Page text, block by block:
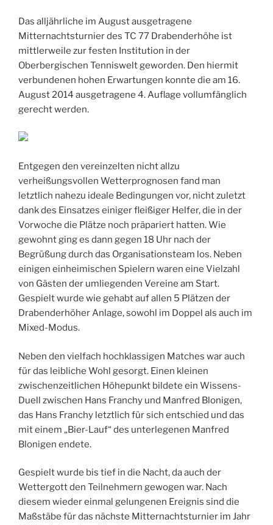
Das alljährliche im August ausgetragene
Mitternachtsturnier des TC 77 Drabenderhöhe ist
mittlerweile zur festen Institution in der
Oberbergischen Tenniswelt geworden. Den hiermit
verbundenen hohen Erwartungen konnte die am 16.
August 2014 ausgetragene 4. Auflage vollumfänglich
gerecht werden.
Entgegen den vereinzelten nicht allzu
verheißungsvollen Wetterprognosen fand man
letztlich nahezu ideale Bedingungen vor, nicht zuletzt
dank des Einsatzes einiger fleißiger Helfer, die in der
Vorwoche die Plätze noch präpariert hatten. Wie
gewohnt ging es dann gegen 18 Uhr nach der
Begrüßung durch das Organisationsteam los. Neben
einigen einheimischen Spielern waren eine Vielzahl
von Gästen der umliegenden Vereine am Start.
Gespielt wurde wie gehabt auf allen 5 Plätzen der
Drabenderhöher Anlage, sowohl im Doppel als auch im
Mixed-Modus.
Neben den vielfach hochklassigen Matches war auch
für das leibliche Wohl gesorgt. Einen kleinen
zwischenzeitlichen Höhepunkt bildete ein Wissens-
Duell zwischen Hans Franchy und Manfred Blonigen,
das Hans Franchy letztlich für sich entschied und das
mit einem „Bier-Lauf“ des unterlegenen Manfred
Blonigen endete.
Gespielt wurde bis tief in die Nacht, da auch der
Wettergott den Teilnehmern gewogen war. Nach
diesem wieder einmal gelungenen Ereignis sind die
Maßstäbe für das nächste Mitternachtsturnier im Jahr